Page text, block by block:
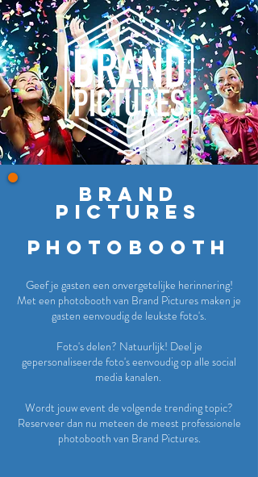
Brand
pictureS
photobooth
Geef je gasten een onvergetelijke herinnering!
Met een photobooth van Brand Pictures maken je
gasten eenvoudig de leukste foto's.
Foto's delen? Natuurlijk! Deel je
gepersonaliseerde foto's eenvoudig op alle social
media kanalen.
Wordt jouw event de volgende trending topic?
Reserveer dan nu meteen de meest professionele
photobooth van Brand Pictures.